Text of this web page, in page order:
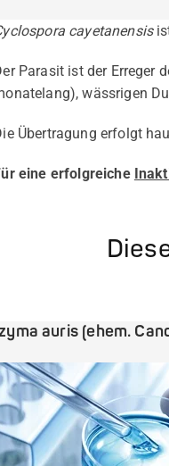
cayetanensis
Parasit ist der Erreger
wässrigen
Übertragung erfolgt
eine erfolgreiche
auris (ehem.